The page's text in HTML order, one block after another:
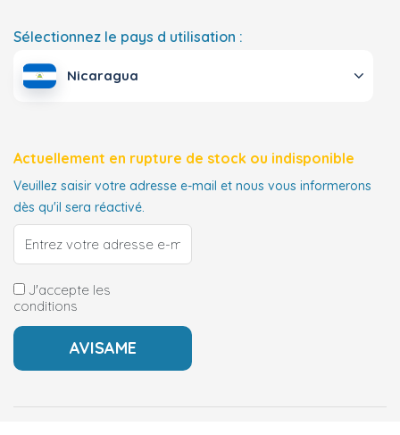
Sélectionnez le pays d utilisation :
Nicaragua
Actuellement en rupture de stock ou indisponible
Veuillez saisir votre adresse e-mail et nous vous informerons
dès qu'il sera réactivé.
J'accepte les
conditions